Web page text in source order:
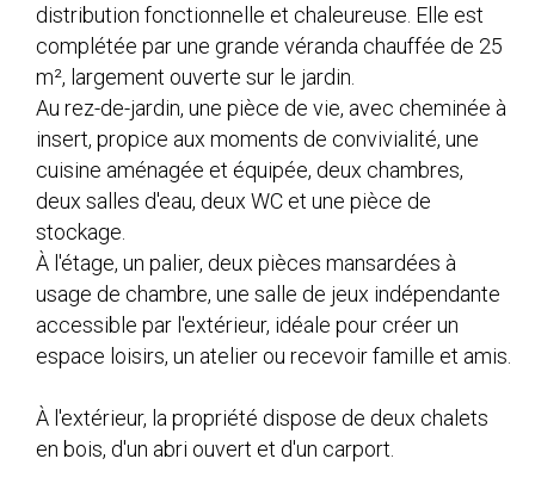
distribution fonctionnelle et chaleureuse. Elle est
complétée par une grande véranda chauffée de 25
m², largement ouverte sur le jardin.
Au rez-de-jardin, une pièce de vie, avec cheminée à
insert, propice aux moments de convivialité, une
cuisine aménagée et équipée, deux chambres,
deux salles d'eau, deux WC et une pièce de
stockage.
À l'étage, un palier, deux pièces mansardées à
usage de chambre, une salle de jeux indépendante
accessible par l'extérieur, idéale pour créer un
espace loisirs, un atelier ou recevoir famille et amis.
À l'extérieur, la propriété dispose de deux chalets
en bois, d'un abri ouvert et d'un carport.